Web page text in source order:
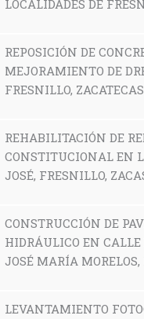
LOCALIDADES DE
REPOSICIÓN DE
MEJORAMIENTO DE
FRESNILLO,
REHABILITACIÓN DE
CONSTITUCIONAL EN
JOSÉ, FRESNILLO,
CONSTRUCCIÓN DE
HIDRÁULICO EN
JOSÉ MARÍA
LEVANTAMIENTO